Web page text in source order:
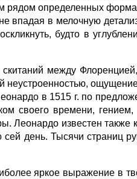
рядом определенных
впадая в мелочную
будто в
между
неустроенностью,
в 1515 г. по
своего времени,
Леонардо известен также
день. Тысячи страниц
яркое выражение в